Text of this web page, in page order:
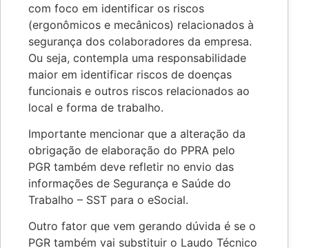
com foco em identificar os riscos
(ergonômicos e mecânicos) relacionados à
segurança dos colaboradores da empresa.
Ou seja, contempla uma responsabilidade
maior em identificar riscos de doenças
funcionais e outros riscos relacionados ao
local e forma de trabalho.
Importante mencionar que a alteração da
obrigação de elaboração do PPRA pelo
PGR também deve refletir no envio das
informações de Segurança e Saúde do
Trabalho – SST para o eSocial.
Outro fator que vem gerando dúvida é se o
PGR também vai substituir o Laudo Técnico